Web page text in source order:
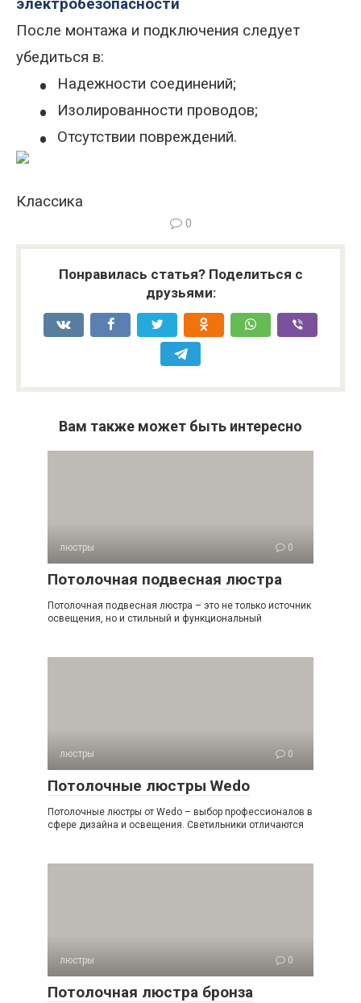
электробезопасности
После монтажа и подключения следует
убедиться в:
• Надежности соединений;
• Изолированности проводов;
• Отсутствии повреждений.
Классика
0
Понравилась статья? Поделиться с
друзьями:
Вам также может быть интересно
люстры 0
Потолочная подвесная люстра
Потолочная подвесная люстра – это не только источник
освещения, но и стильный и функциональный
люстры 0
Потолочные люстры Wedo
Потолочные люстры от Wedo – выбор профессионалов в
сфере дизайна и освещения. Светильники отличаются
люстры 0
Потолочная люстра бронза